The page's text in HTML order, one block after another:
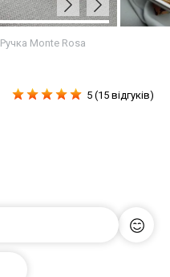
Ручка Monte Rosa
5 (15 відгуків)